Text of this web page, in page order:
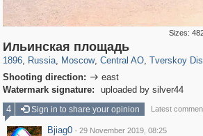
Sizes:
Ильинская площадь
1896, Russia
1,406,277 29,243
, Moscow
319,780 8,286
, Central AO
159,978 5,916
, Tverskoy
Shooting direction:  east
Watermark signature:
uploaded by silver44
4
Sign in to share your opinion Latest
Bjiag0 · 29 November 2019, 08:25